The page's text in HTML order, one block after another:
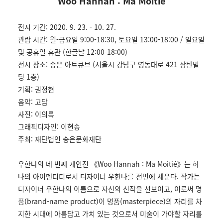
전시 기간: 2020. 9. 23. - 10. 27.
관람 시간: 월-금요일 9:00-18:30, 토요일 13:00-18:00 / 일요일
및 공휴일 휴관 (한글날 12:00-18:00)
전시 장소: 송은 아트큐브 (서울시 강남구 영동대로 421 삼탄빌
딩 1층)
기획: 권정현
음악: 고담
사진: 이의록
그래픽디자인: 이현송
주최: 재단법인 송은문화재단
우한나의 네 번째 개인전 《Woo Hannah : Ma Moitié》는 하
나의 아이덴티티로서 디자이너 우한나를 전면에 세운다. 작가는
디자이너 우한나의 이름으로 자신의 신작을 선보이고, 이로써 명
품(brand-name product)이 명품(masterpiece)의 자리를 차
지한 시대에 아름답고 가치 있는 것으로서 미술이 가야할 자리를